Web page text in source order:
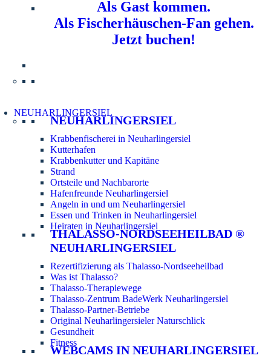
Als Gast kommen.
Als Fischerhäuschen-Fan gehen.
Jetzt buchen!
NEUHARLINGERSIEL
NEUHARLINGERSIEL
Krabbenfischerei in Neuharlingersiel
Kutterhafen
Krabbenkutter und Kapitäne
Strand
Ortsteile und Nachbarorte
Hafenfreunde Neuharlingersiel
Angeln in und um Neuharlingersiel
Essen und Trinken in Neuharlingersiel
Heiraten in Neuharlingersiel
THALASSO-NORDSEEHEILBAD ®
NEUHARLINGERSIEL
Rezertifizierung als Thalasso-Nordseeheilbad
Was ist Thalasso?
Thalasso-Therapiewege
Thalasso-Zentrum BadeWerk Neuharlingersiel
Thalasso-Partner-Betriebe
Original Neuharlingersieler Naturschlick
Gesundheit
Fitness
WEBCAMS IN NEUHARLINGERSIEL